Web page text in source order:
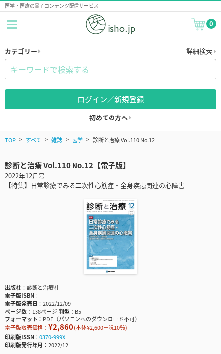
医学・医療の電子コンテンツ配信サービス
0
カテゴリー 詳細検索
ログイン／新規登録
初めての方へ
TOP すべて 雑誌 医学 診断と治療 Vol.110 No.12
診断と治療 Vol.110 No.12【電子版】
2022年12月号
【特集】日常診療でみる二次性心筋症・全身疾患関連の心障害
出版社
診断と治療社
電子版ISBN
電子版発売日
2022/12/09
ページ数
138ページ判型
B5
フォーマット
PDF（パソコンへのダウンロード不可）
電子版販売価格： ¥2,860(本体¥2,600＋税10％)
印刷版ISSN
0370-999X
印刷版発行年月
2022/12